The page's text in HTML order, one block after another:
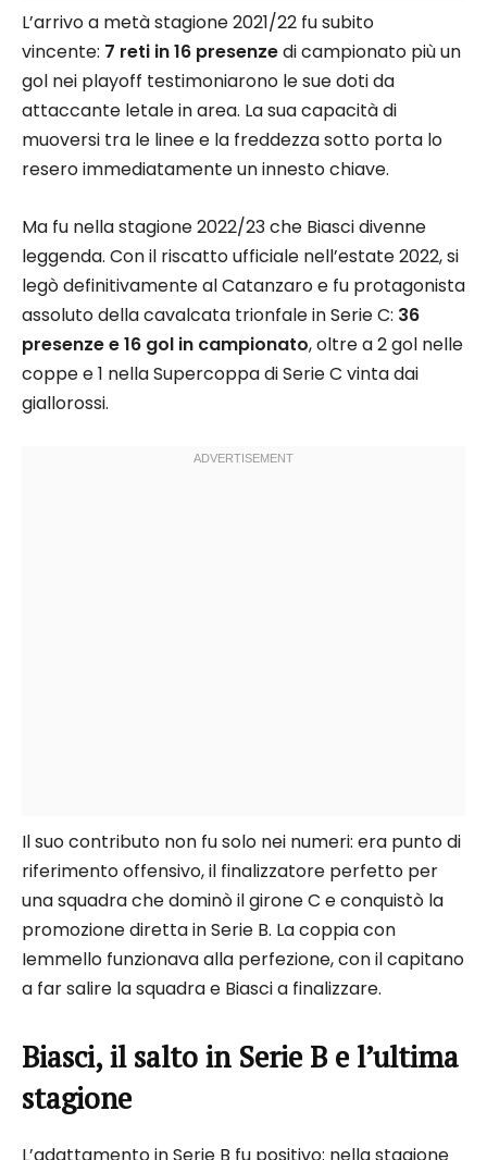
L’arrivo a metà stagione 2021/22 fu subito
vincente: 7 reti in 16 presenzedi campionato più un
gol nei playoff testimoniarono le sue doti da
attaccante letale in area. La sua capacità di
muoversi tra le linee e la freddezza sotto porta lo
resero immediatamente un innesto chiave.
Ma fu nella stagione 2022/23 che Biasci divenne
leggenda. Con il riscatto ufficiale nell’estate 2022, si
legò definitivamente al Catanzaro e fu protagonista
assoluto della cavalcata trionfale in Serie C: 36
presenze e 16 gol in campionato, oltre a 2 gol nelle
coppe e 1 nella Supercoppa di Serie C vinta dai
giallorossi.
Il suo contributo non fu solo nei numeri: era punto di
riferimento offensivo, il finalizzatore perfetto per
una squadra che dominò il girone C e conquistò la
promozione diretta in Serie B. La coppia con
Iemmello funzionava alla perfezione, con il capitano
a far salire la squadra e Biasci a finalizzare.
Biasci, il salto in Serie B e l’ultima
stagione